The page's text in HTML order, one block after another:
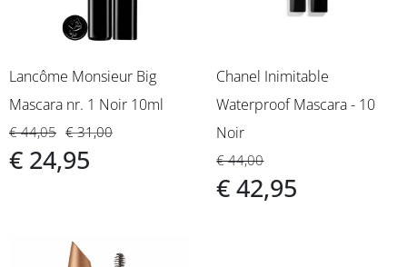
Lancôme Monsieur Big
Mascara nr. 1 Noir 10ml
€ 44,05
€ 24,95
€ 31,00
Chanel Inimitable
Waterproof Mascara - 10
Noir
€ 44,00
€ 42,95